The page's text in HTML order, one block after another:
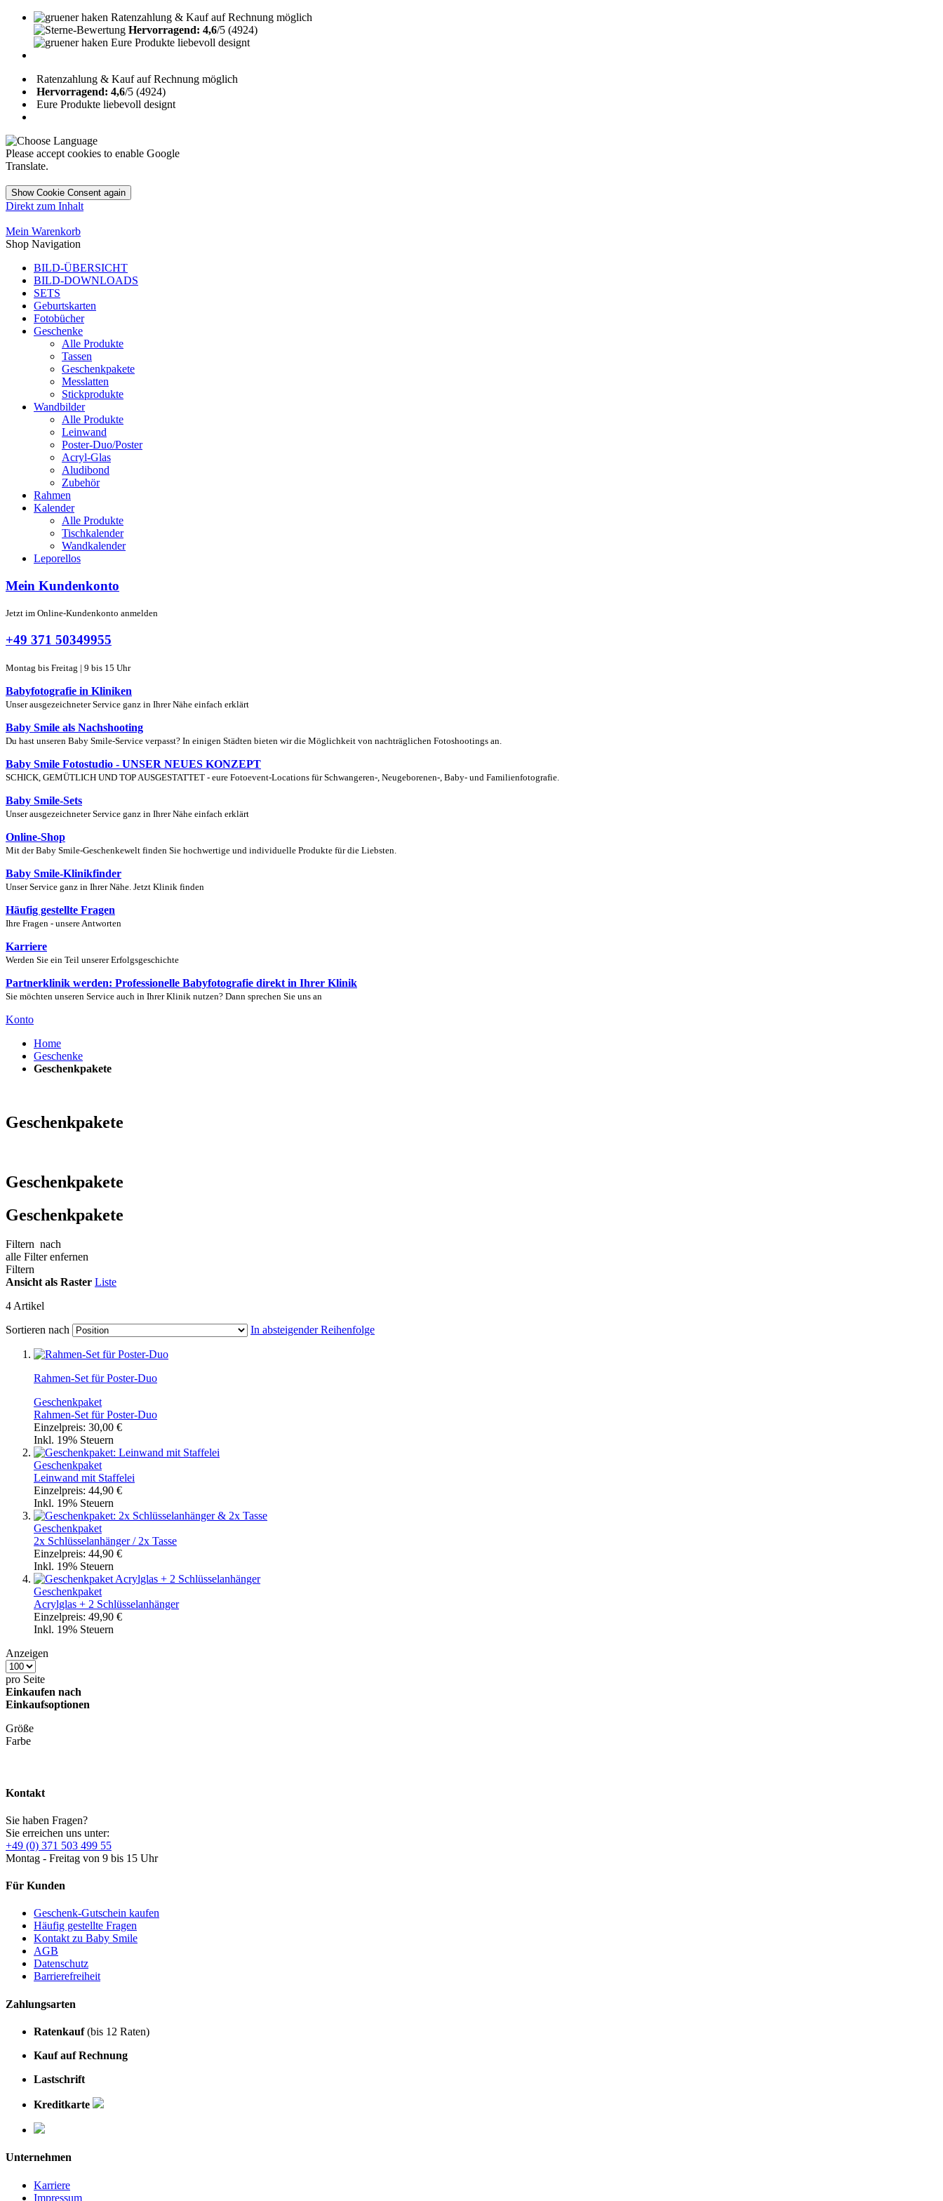
Ratenzahlung & Kauf auf Rechnung möglich
Hervorragend: 4,6/5 (4924)
Eure Produkte liebevoll designt
Ratenzahlung & Kauf auf Rechnung möglich
Hervorragend: 4,6/5 (4924)
Eure Produkte liebevoll designt
Please accept cookies to enable Google
Translate.
Show Cookie Consent again
Direkt zum Inhalt
Mein Warenkorb
Shop Navigation
BILD-ÜBERSICHT
BILD-DOWNLOADS
SETS
Geburtskarten
Fotobücher
Geschenke
Alle Produkte
Tassen
Geschenkpakete
Messlatten
Stickprodukte
Wandbilder
Alle Produkte
Leinwand
Poster-Duo/Poster
Acryl-Glas
Aludibond
Zubehör
Rahmen
Kalender
Alle Produkte
Tischkalender
Wandkalender
Leporellos
Mein Kundenkonto
Jetzt im Online-Kundenkonto anmelden
+49 371 50349955
Montag bis Freitag | 9 bis 15 Uhr
Babyfotografie in Kliniken
Unser ausgezeichneter Service ganz in Ihrer Nähe einfach erklärt
Baby Smile als Nachshooting
Du hast unseren Baby Smile-Service verpasst? In einigen Städten bieten wir die Möglichkeit von nachträglichen Fotoshootings an.
Baby Smile Fotostudio - UNSER NEUES KONZEPT
SCHICK, GEMÜTLICH UND TOP AUSGESTATTET - eure Fotoevent-Locations für Schwangeren-, Neugeborenen-, Baby- und Familienfotografie.
Baby Smile-Sets
Unser ausgezeichneter Service ganz in Ihrer Nähe einfach erklärt
Online-Shop
Mit der Baby Smile-Geschenkewelt finden Sie hochwertige und individuelle Produkte für die Liebsten.
Baby Smile-Klinikfinder
Unser Service ganz in Ihrer Nähe. Jetzt Klinik finden
Häufig gestellte Fragen
Ihre Fragen - unsere Antworten
Karriere
Werden Sie ein Teil unserer Erfolgsgeschichte
Partnerklinik werden: Professionelle Babyfotografie direkt in Ihrer Klinik
Sie möchten unseren Service auch in Ihrer Klinik nutzen? Dann sprechen Sie uns an
Konto
Home
Geschenke
Geschenkpakete
Geschenkpakete
Geschenkpakete
Geschenkpakete
Filtern nach
alle Filter enfernen
Filtern
Ansicht als Raster Liste
4Artikel
Sortieren nach
In absteigender Reihenfolge
Rahmen-Set für Poster-Duo
Geschenkpaket
Rahmen-Set für Poster-Duo
Einzelpreis: 30,00 €
Inkl. 19% Steuern
Geschenkpaket
Leinwand mit Staffelei
Einzelpreis: 44,90 €
Inkl. 19% Steuern
Geschenkpaket
2x Schlüsselanhänger / 2x Tasse
Einzelpreis: 44,90 €
Inkl. 19% Steuern
Geschenkpaket
Acrylglas + 2 Schlüsselanhänger
Einzelpreis: 49,90 €
Inkl. 19% Steuern
Anzeigen
pro Seite
Einkaufen nach
Einkaufsoptionen
Größe
Farbe
Kontakt
Sie haben Fragen?
Sie erreichen uns unter:
+49 (0) 371 503 499 55
Montag - Freitag von 9 bis 15 Uhr
Für Kunden
Geschenk-Gutschein kaufen
Häufig gestellte Fragen
Kontakt zu Baby Smile
AGB
Datenschutz
Barrierefreiheit
Zahlungsarten
Ratenkauf(bis 12 Raten)
Kauf auf Rechnung
Lastschrift
Kreditkarte
Unternehmen
Karriere
Impressum